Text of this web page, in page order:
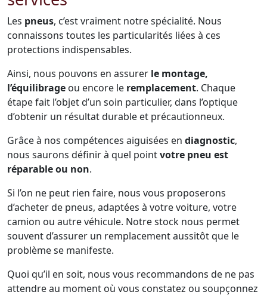
Les pneus, c’est vraiment notre spécialité. Nous
connaissons toutes les particularités liées à ces
protections indispensables.
Ainsi, nous pouvons en assurer le montage,
l’équilibrage ou encore le remplacement. Chaque
étape fait l’objet d’un soin particulier, dans l’optique
d’obtenir un résultat durable et précautionneux.
Grâce à nos compétences aiguisées en diagnostic,
nous saurons définir à quel pointvotre pneu est
réparable ou non.
Si l’on ne peut rien faire, nous vous proposerons
d’acheter de pneus, adaptées à votre voiture, votre
camion ou autre véhicule. Notre stock nous permet
souvent d’assurer un remplacement aussitôt que le
problème se manifeste.
Quoi qu’il en soit, nous vous recommandons de ne pas
attendre au moment où vous constatez ou soupçonnez